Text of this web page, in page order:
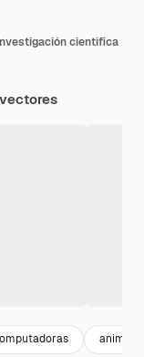
científica